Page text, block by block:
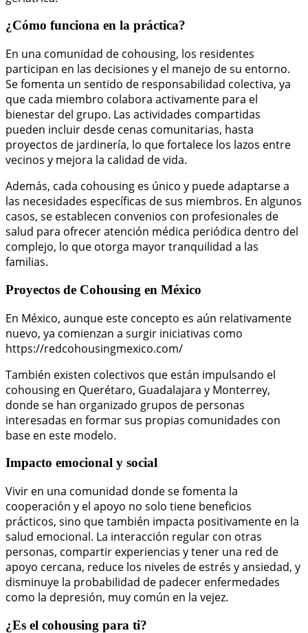
¿Cómo funciona en la práctica?
En una comunidad de cohousing, los residentes
participan en las decisiones y el manejo de su entorno.
Se fomenta un sentido de responsabilidad colectiva, ya
que cada miembro colabora activamente para el
bienestar del grupo. Las actividades compartidas
pueden incluir desde cenas comunitarias, hasta
proyectos de jardinería, lo que fortalece los lazos entre
vecinos y mejora la calidad de vida.
Además, cada cohousing es único y puede adaptarse a
las necesidades específicas de sus miembros. En algunos
casos, se establecen convenios con profesionales de
salud para ofrecer atención médica periódica dentro del
complejo, lo que otorga mayor tranquilidad a las
familias.
Proyectos de Cohousing en México
En México, aunque este concepto es aún relativamente
nuevo, ya comienzan a surgir iniciativas como
https://redcohousingmexico.com/
También existen colectivos que están impulsando el
cohousing en Querétaro, Guadalajara y Monterrey,
donde se han organizado grupos de personas
interesadas en formar sus propias comunidades con
base en este modelo.
Impacto emocional y social
Vivir en una comunidad donde se fomenta la
cooperación y el apoyo no solo tiene beneficios
prácticos, sino que también impacta positivamente en la
salud emocional. La interacción regular con otras
personas, compartir experiencias y tener una red de
apoyo cercana, reduce los niveles de estrés y ansiedad, y
disminuye la probabilidad de padecer enfermedades
como la depresión, muy común en la vejez.
¿Es el cohousing para ti?